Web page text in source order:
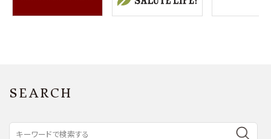
SEARCH